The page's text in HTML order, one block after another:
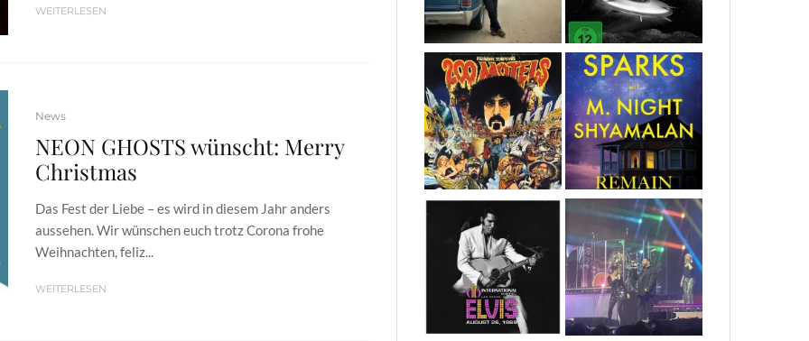
WEITERLESEN
News
NEON GHOSTS wünscht: Merry
Christmas
Das Fest der Liebe – es wird in diesem Jahr anders
aussehen. Wir wünschen euch trotz Corona frohe
Weihnachten, feliz...
WEITERLESEN